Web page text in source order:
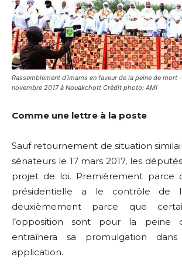
Rassemblement d’imams en faveur de la peine de mort
novembre 2017 à Nouakchott Crédit photo: AMI
Comme une lettre à la poste
Sauf retournement de situation
sénateurs le 17 mars 2017, les
projet de loi. Premièrement parce
présidentielle a le contrôle de
deuxièmement parce que
l’opposition sont pour la peine
entraînera sa promulgation
application.